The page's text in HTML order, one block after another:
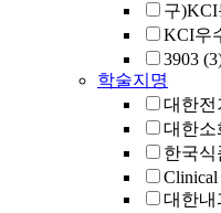
구
KCI우
3903
학술지명
대한전
대한소
한국식
Clinical
대한내